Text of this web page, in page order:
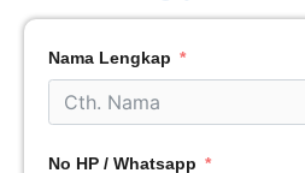
Nama Lengkap
No HP / Whatsapp